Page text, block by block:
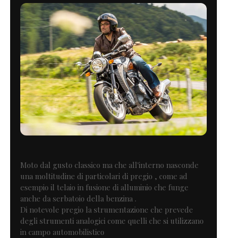
Moto dal gusto classico ma che all'interno nasconde
una moltitudine di particolari di pregio , come ad
esempio il telaio in fusione di alluminio che funge
anche da serbatoio della benzina .
Di notevole pregio la strumentazione che prevede
degli strumenti analogici come quelli che si utilizzano
in campo automobilistico